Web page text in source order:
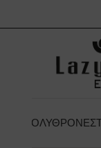
ΠΟΛΥΘΡΌΝΕΣ